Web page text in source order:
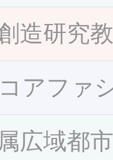
造研究
アファ
広域都